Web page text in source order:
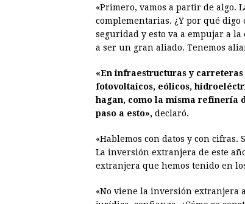
«Primero, vamos a partir de
complementarias. ¿Y por qué digo
seguridad y esto va a empujar a
a ser un gran aliado. Tenemos
«En infraestructuras y
fotovoltaicos, eólicos,
hagan, como la misma refinería
paso a esto», declaró.
«Hablemos con datos y con cifras.
La inversión extranjera de este
extranjera que hemos tenido en
«No viene la inversión extranjera